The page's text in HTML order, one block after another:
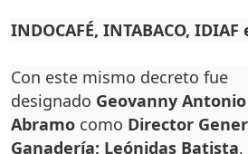
INDOCAFÉ, INTABACO, IDIAF
Con este mismo decreto fue
designado Geovanny
Abramo como Director
Ganadería; Leónidas Batista